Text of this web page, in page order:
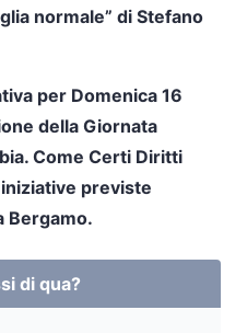
normale” di Stefano
per Domenica 16
della Giornata
Come Certi Diritti
previste
Bergamo.
di qua?